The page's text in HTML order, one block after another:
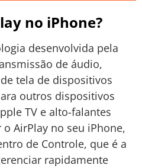
no iPhone?
desenvolvida pela
de áudio,
tela de dispositivos
outros dispositivos
TV e alto-falantes
AirPlay no seu iPhone,
de Controle, que é a
rapidamente